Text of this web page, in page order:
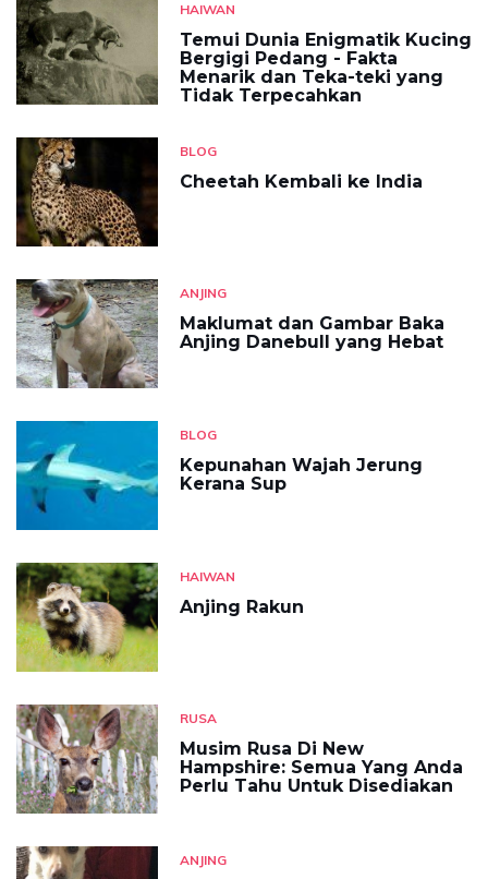
HAIWAN
Temui Dunia Enigmatik Kucing
Bergigi Pedang - Fakta
Menarik dan Teka-teki yang
Tidak Terpecahkan
BLOG
Cheetah Kembali ke India
ANJING
Maklumat dan Gambar Baka
Anjing Danebull yang Hebat
BLOG
Kepunahan Wajah Jerung
Kerana Sup
HAIWAN
Anjing Rakun
RUSA
Musim Rusa Di New
Hampshire: Semua Yang Anda
Perlu Tahu Untuk Disediakan
ANJING